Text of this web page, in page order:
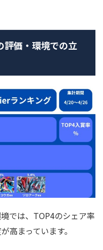
評価・環境での立
では、TOP4のシェア率
高まっています。